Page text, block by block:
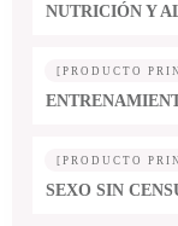
NUTRICIÓN Y
[PRODUCTO
[PRODUCTO
SEXO SIN